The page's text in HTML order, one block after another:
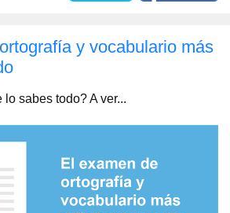
y vocabulario más
sabes todo? A ver...